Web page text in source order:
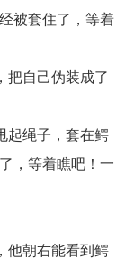
被套住了，等着
自己伪装成了
绳子，套在鳄
，等着瞧吧！一
朝右能看到鳄